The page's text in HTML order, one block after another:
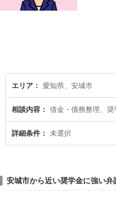
エリア 愛知県、安城市
相談内容 借金・債務整理、奨
詳細条件 未選択
安城市から近い奨学金に強い弁